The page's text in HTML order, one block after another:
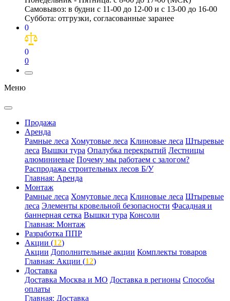
Самовывоз: в будни с 11-00 до 12-00 и с 13-00 до 16-00
Суббота: отгрузки, согласованные заранее
0
0
0
Меню
Продажа
Аренда
Рамные леса Хомутовые леса Клиновые леса Штыревые
леса Вышки тура Опалубка перекрытий Лестницы
алюминиевые Почему мы работаем с залогом?
Распродажа строительных лесов Б/У
Главная: Аренда
Монтаж
Рамные леса Хомутовые леса Клиновые леса Штыревые
леса Элементы кровельной безопасности Фасадная и
баннерная сетка Вышки тура Консоли
Главная: Монтаж
Разработка ППР
Акции (12)
Акции Дополнительные акции Комплекты товаров
Главная: Акции (12)
Доставка
Доставка Москва и МО Доставка в регионы Способы
оплаты
Главная: Доставка